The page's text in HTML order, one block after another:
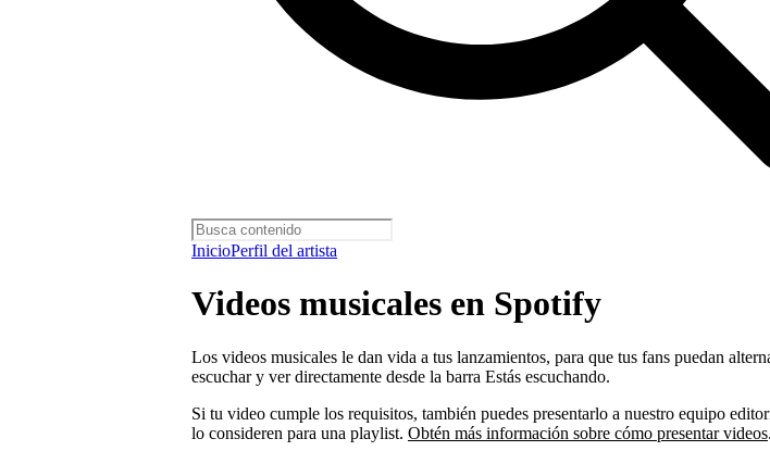
InicioPerfil del artista
Videos musicales en Spotify
Los videos musicales le dan vida a tus lanzamientos, para que tus fans puedan
escuchar y ver directamente desde la barra Estás escuchando.
Si tu video cumple los requisitos, también puedes presentarlo a nuestro equipo
lo consideren para una playlist. Obtén más información sobre cómo presentar videos.